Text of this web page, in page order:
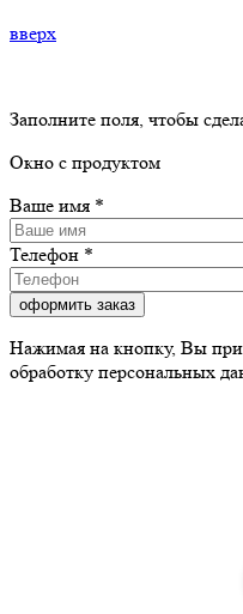
вверх
Заполните поля, чтобы
Окно с продуктом
Ваше имя *
Телефон *
Нажимая на кнопку, Вы
обработку персональных